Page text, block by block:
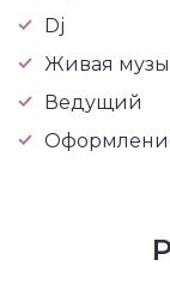
Dj
Живая
Ведущий